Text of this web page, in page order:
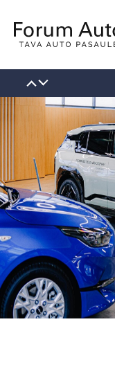
KONTAKTI
PAR MUMS
VAKANCES
JAUNUMI
BLOGS
ĪPAŠIE PIEDĀVĀJUMI